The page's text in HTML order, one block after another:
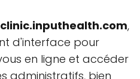
,
d'interface pour
en ligne et accéder
administratifs, bien